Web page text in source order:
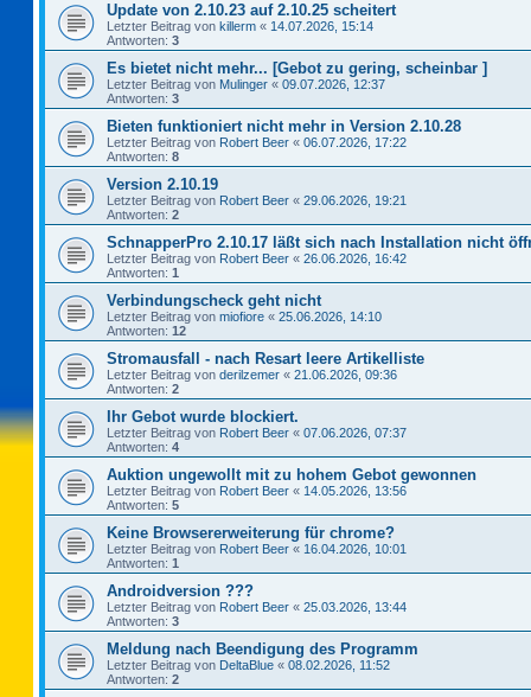
Update von 2.10.23 auf 2.10.25 scheitert
Letzter Beitrag von killerm « 14.07.2026, 15:14
Antworten: 3
Es bietet nicht mehr... [Gebot zu gering, scheinbar ]
Letzter Beitrag von Mulinger « 09.07.2026, 12:37
Antworten: 3
Bieten funktioniert nicht mehr in Version 2.10.28
Letzter Beitrag von Robert Beer « 06.07.2026, 17:22
Antworten: 8
Version 2.10.19
Letzter Beitrag von Robert Beer « 29.06.2026, 19:21
Antworten: 2
SchnapperPro 2.10.17 läßt sich nach Installation nicht
Letzter Beitrag von Robert Beer « 26.06.2026, 16:42
Antworten: 1
Verbindungscheck geht nicht
Letzter Beitrag von miofiore « 25.06.2026, 14:10
Antworten: 12
Stromausfall - nach Resart leere Artikelliste
Letzter Beitrag von derilzemer « 21.06.2026, 09:36
Antworten: 2
Ihr Gebot wurde blockiert.
Letzter Beitrag von Robert Beer « 07.06.2026, 07:37
Antworten: 4
Auktion ungewollt mit zu hohem Gebot gewonnen
Letzter Beitrag von Robert Beer « 14.05.2026, 13:56
Antworten: 5
Keine Browsererweiterung für chrome?
Letzter Beitrag von Robert Beer « 16.04.2026, 10:01
Antworten: 1
Androidversion ???
Letzter Beitrag von Robert Beer « 25.03.2026, 13:44
Antworten: 3
Meldung nach Beendigung des Programm
Letzter Beitrag von DeltaBlue « 08.02.2026, 11:52
Antworten: 2